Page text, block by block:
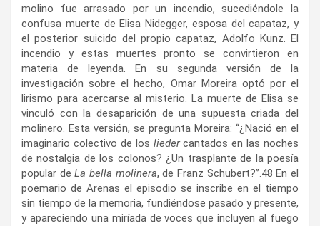
molino fue arrasado por un incendio, sucediéndole la
confusa muerte de Elisa Nidegger, esposa del capataz, y
el posterior suicido del propio capataz, Adolfo Kunz. El
incendio y estas muertes pronto se convirtieron en
materia de leyenda. En su segunda versión de la
investigación sobre el hecho, Omar Moreira optó por el
lirismo para acercarse al misterio. La muerte de Elisa se
vinculó con la desaparición de una supuesta criada del
molinero. Esta versión, se pregunta Moreira: “¿Nació en el
imaginario colectivo de los liedercantados en las noches
de nostalgia de los colonos? ¿Un trasplante de la poesía
popular deLa bella molinera, de Franz Schubert?”.48 En el
poemario de Arenas el episodio se inscribe en el tiempo
sin tiempo de la memoria, fundiéndose pasado y presente,
y apareciendo una miríada de voces que incluyen al fuego